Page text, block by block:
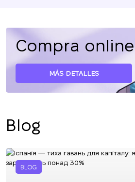
Compra online
MÁS DETALLES
Blog
BLOG